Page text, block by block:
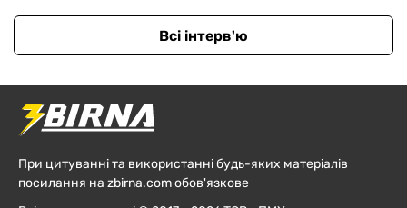
Всі інтерв'ю
При цитуванні та використанні будь-яких матеріалів
посилання на zbirna.com обов'язкове